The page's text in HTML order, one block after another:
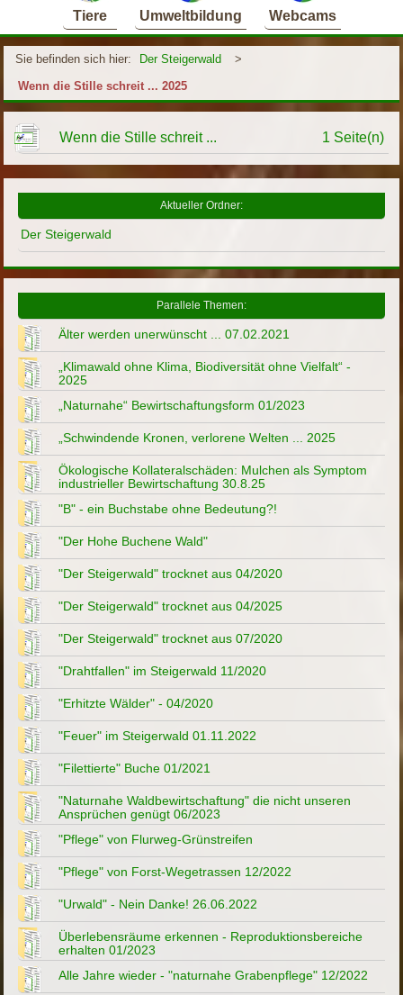
Tiere Umweltbildung Webcams
Sie befinden sich hier: Der Steigerwald
>
Wenn die Stille schreit ... 2025
Wenn die Stille schreit ... 1 Seite(n)
Aktueller Ordner:
Der Steigerwald
Parallele Themen:
Älter werden unerwünscht ... 07.02.2021
„Klimawald ohne Klima, Biodiversität ohne Vielfalt“ -
2025
„Naturnahe“ Bewirtschaftungsform 01/2023
„Schwindende Kronen, verlorene Welten ... 2025
Ökologische Kollateralschäden: Mulchen als Symptom
industrieller Bewirtschaftung 30.8.25
"B" - ein Buchstabe ohne Bedeutung?!
"Der Hohe Buchene Wald"
"Der Steigerwald" trocknet aus 04/2020
"Der Steigerwald" trocknet aus 04/2025
"Der Steigerwald" trocknet aus 07/2020
"Drahtfallen" im Steigerwald 11/2020
"Erhitzte Wälder" - 04/2020
"Feuer" im Steigerwald 01.11.2022
"Filettierte" Buche 01/2021
"Naturnahe Waldbewirtschaftung" die nicht unseren
Ansprüchen genügt 06/2023
"Pflege" von Flurweg-Grünstreifen
"Pflege" von Forst-Wegetrassen 12/2022
"Urwald" - Nein Danke! 26.06.2022
Überlebensräume erkennen - Reproduktionsbereiche
erhalten 01/2023
Alle Jahre wieder - "naturnahe Grabenpflege" 12/2022